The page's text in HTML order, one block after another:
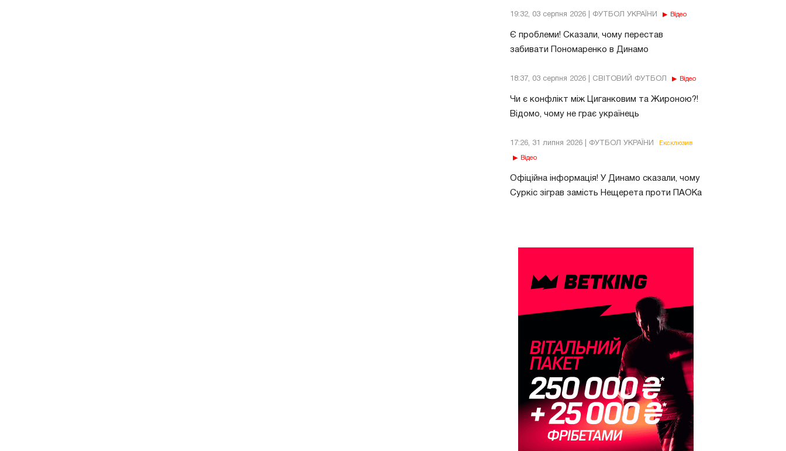
19:32, 03 серпня 2026 | ФУТБОЛ УКРАЇНИ Відео
Є проблеми! Сказали, чому перестав
забивати Пономаренко в Динамо
18:37, 03 серпня 2026 | СВІТОВИЙ ФУТБОЛ Відео
Чи є конфлікт між Циганковим та Жироною?!
Відомо, чому не грає українець
17:26, 31 липня 2026 | ФУТБОЛ УКРАЇНИ Ексклюзив
Відео
Офіційна інформація! У Динамо сказали, чому
Суркіс зіграв замість Нещерета проти ПАОКа